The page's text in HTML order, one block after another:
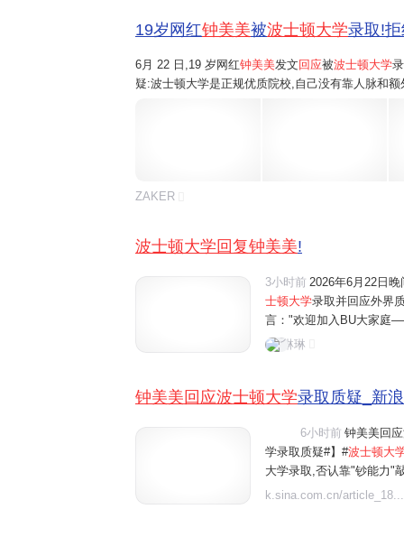
19岁网红钟美美被波士顿大学录取!
6月 22 日,19 岁网红钟美美发文 回应被波士顿大学
疑:波士顿大学是正规优质院校,自己没有靠人脉和
ZAKER
波士顿大学回复钟美美!
3小时前 2026年6月22日
士顿大学录取并回应外界
言："欢迎加入BU大家庭
erriers疯狂打call！"此次
琳琳
钟美美回应波士顿大学录取质疑_新
6小时前 钟美美回
学录取质疑#】#波士顿大
大学录取,否认靠"钞能力"
正规渠道、扎实准备申请
k.sina.com.cn/article_18...